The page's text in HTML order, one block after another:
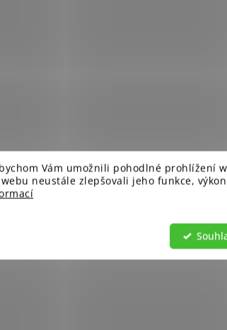
Vám umožnili pohodlné prohlížení
neustále zlepšovali jeho funkce,